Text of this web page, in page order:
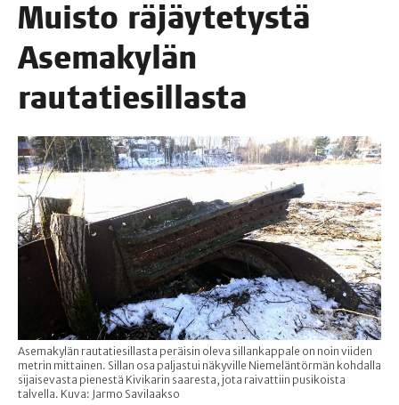
Muis­to räjäy­te­tys­tä
Ase­ma­ky­län
rautatiesillasta
Asemakylän rautatiesillasta peräisin oleva sillankappale on noin viiden
metrin mittainen. Sillan osa paljastui näkyville Niemeläntörmän kohdalla
sijaisevasta pienestä Kivikarin saaresta, jota raivattiin pusikoista
talvella. Kuva: Jarmo Savilaakso